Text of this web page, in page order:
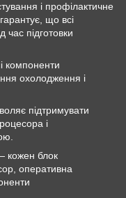
і профілактичне
що всі
підготовки
компоненти
охолодження і
підтримувати
і
кожен блок
оперативна